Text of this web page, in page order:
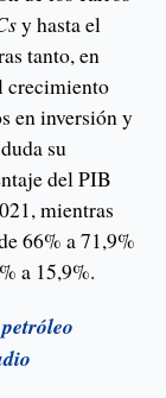
y hasta el
tanto, en
crecimiento
en inversión y
su
del PIB
mientras
66% a 71,9%
a 15,9%.